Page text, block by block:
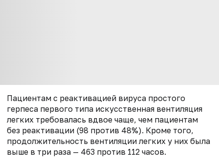
Пациентам с реактивацией вируса простого
герпеса первого типа искусственная вентиляция
легких требовалась вдвое чаще, чем пациентам
без реактивации (98 против 48%). Кроме того,
продолжительность вентиляции легких у них была
выше в три раза — 463 против 112 часов.